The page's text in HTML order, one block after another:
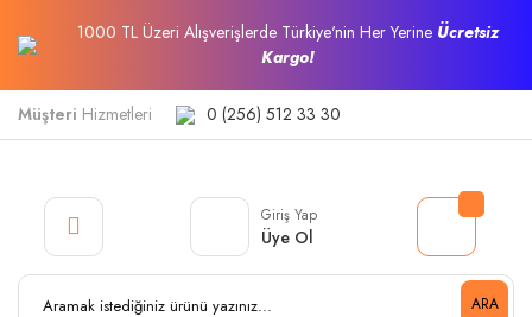
1000 TL Üzeri Alışverişlerde Türkiye'nin Her Yerine Ücretsiz
Kargo!
Müşteri Hizmetleri 0 (256) 512 33 30
ARA
Giriş Yap
Üye Ol